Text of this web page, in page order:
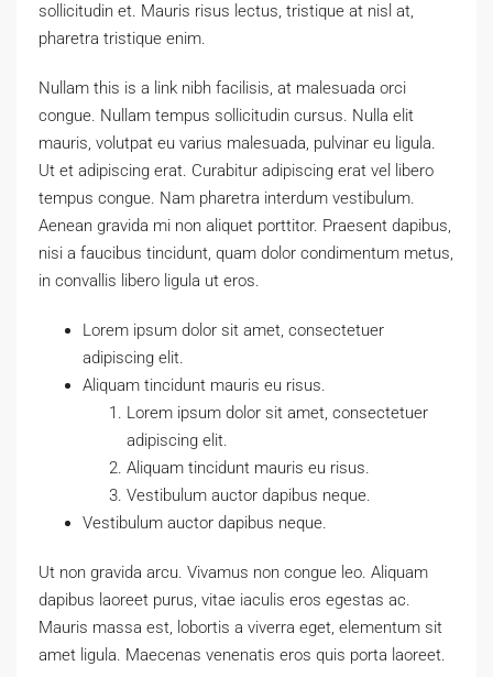
sollicitudin et. Mauris risus lectus, tristique at nisl at,
pharetra tristique enim.
Nullam this is a link nibh facilisis, at malesuada orci
congue. Nullam tempus sollicitudin cursus. Nulla elit
mauris, volutpat eu varius malesuada, pulvinar eu ligula.
Ut et adipiscing erat. Curabitur adipiscing erat vel libero
tempus congue. Nam pharetra interdum vestibulum.
Aenean gravida mi non aliquet porttitor. Praesent dapibus,
nisi a faucibus tincidunt, quam dolor condimentum metus,
in convallis libero ligula ut eros.
Lorem ipsum dolor sit amet, consectetuer
adipiscing elit.
Aliquam tincidunt mauris eu risus.
Lorem ipsum dolor sit amet, consectetuer
adipiscing elit.
Aliquam tincidunt mauris eu risus.
Vestibulum auctor dapibus neque.
Vestibulum auctor dapibus neque.
Ut non gravida arcu. Vivamus non congue leo. Aliquam
dapibus laoreet purus, vitae iaculis eros egestas ac.
Mauris massa est, lobortis a viverra eget, elementum sit
amet ligula. Maecenas venenatis eros quis porta laoreet.